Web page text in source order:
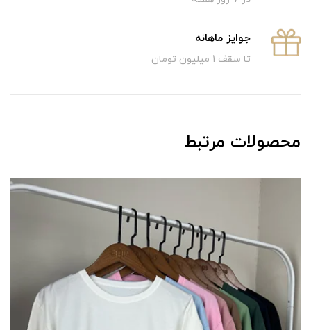
جوایز ماهانه
تا سقف 1 میلیون تومان
محصولات مرتبط